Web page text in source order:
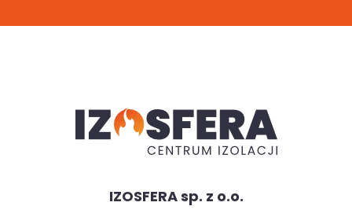
IZOSFERA sp. z o.o.